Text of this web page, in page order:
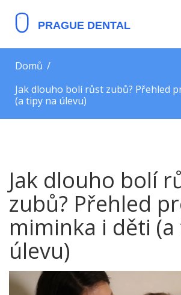
Domů
Jak dlouho bolí růst zubů? Přehled
(a tipy na úlevu)
Jak dlouho bolí
zubů? Přehled
miminka i děti (a
úlevu)